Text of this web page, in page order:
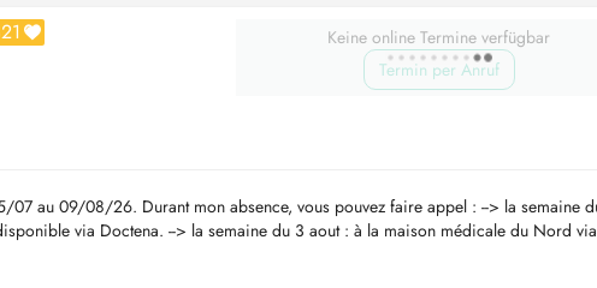
Keine online Termine verfügbar
Termin per Anruf
07 au 09/08/26. Durant mon absence, vous pouvez faire appel : --> la semaine
via Doctena. --> la semaine du 3 aout : à la maison médicale du Nord
...